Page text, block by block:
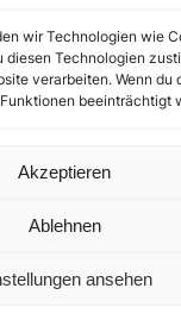
wir Technologien wie
Technologien
verarbeiten. Wenn
beeinträchtigt
Akzeptieren
Ablehnen
ansehen